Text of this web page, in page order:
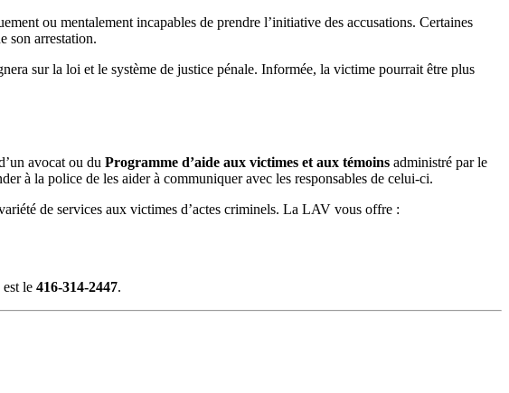
ou mentalement incapables de prendre l’initiative des accusations. Certaines
son arrestation.
sur la loi et le système de justice pénale. Informée, la victime pourrait être plus
avocat ou du Programme d’aide aux victimes et aux témoins administré par le
à la police de les aider à communiquer avec les responsables de celui-ci.
de services aux victimes d’actes criminels. La LAV vous offre :
le 416-314-2447.